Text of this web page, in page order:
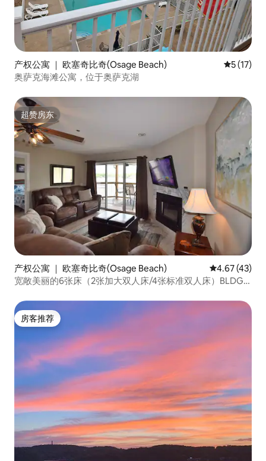
产权公寓 ｜ 欧塞奇比奇(Osage Beach) 平均评分
5 (17)
奥萨克海滩公寓，位于奥萨克湖
超赞房东
超赞房东
产权公寓 ｜ 欧塞奇比奇(Osage Beach) 平均评分
4.67 (43)
宽敞美丽的6张床（2张加大双人床/4张标准双人床）BLDG
房客推荐
房客推荐